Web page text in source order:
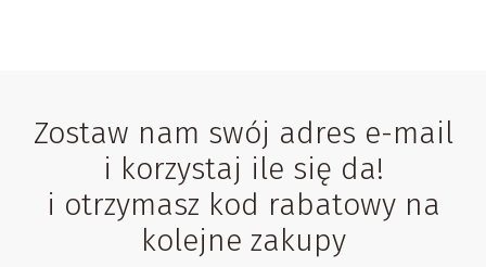
Zostaw nam swój adres e-mail
i korzystaj ile się da!
i otrzymasz kod rabatowy na
kolejne zakupy